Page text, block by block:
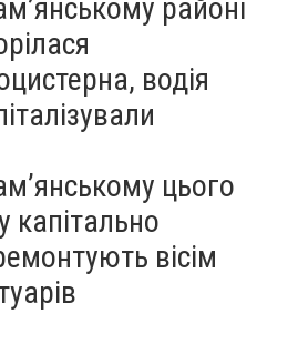
районі
водія
цього
капітально
вісім